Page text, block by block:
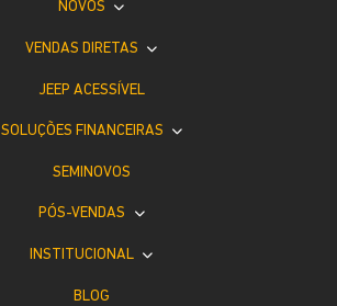
NOVOS
VENDAS DIRETAS
JEEP ACESSÍVEL
SOLUÇÕES FINANCEIRAS
SEMINOVOS
PÓS-VENDAS
INSTITUCIONAL
BLOG